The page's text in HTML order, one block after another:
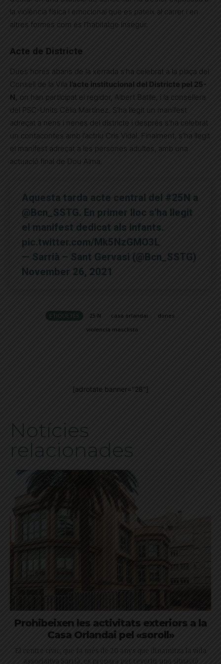
la violència física i emocional que es pateix al carrer i en
altres formes com és l’habitatge insegur.
Acte de Districte
Dues hores abans de la xerrada s’ha celebrat a la plaça del
Consell de la Vila l’acte institucional del Districte pel 25-
N, on han participat el regidor, Albert Batlle, i la consellera
del PSC-Units Cèlia Martínez. S’ha llegit un manifest
adreçat a nens i nenes del districte i després s’ha celebrat
un contacontes amb l’actriu Cris Vidal. Finalment, s’ha llegit
el manifest adreçat a les persones adultes, amb una
actuació final de Dou Alma.
Aquesta tarda acte central del #25N a
@Bcn_SSTG. En primer lloc s'ha llegit
el manifest dedicat als infants.
pic.twitter.com/Mk5NzGMO3L
— Sarrià – Sant Gervasi (@Bcn_SSTG)
November 26, 2021
ETIQUETES 25-N casa orlandai
dones
violencia masclista
[adrotate banner="28"]
Notícies
relacionades
Prohibeixen les activitats exteriors a la
Casa Orlandai pel «soroll»
El centre cívic, que fa més de 20 anys que dinamitza la vida
associativa Sarrià, es prepara per revertir una situació